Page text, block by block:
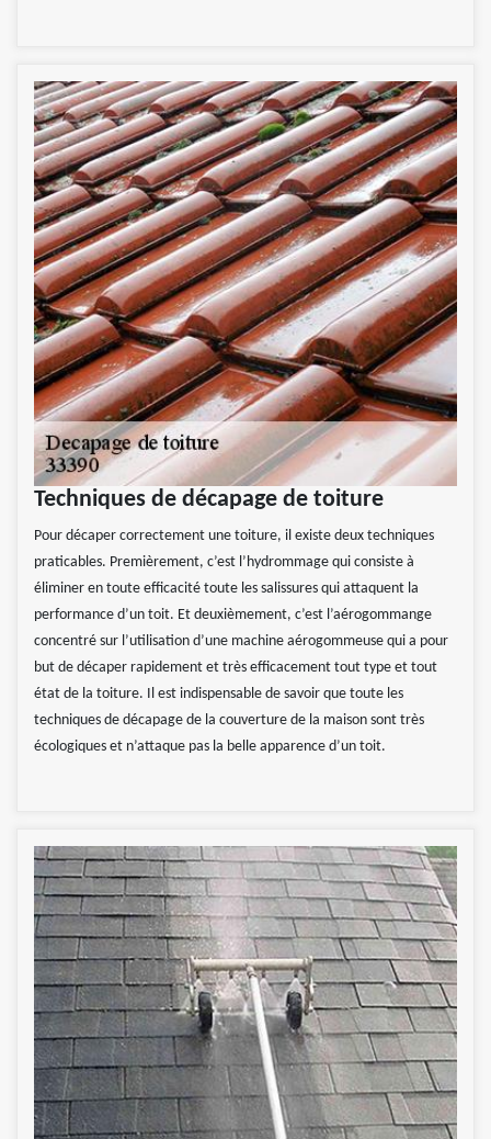
Techniques de décapage de toiture
Pour décaper correctement une toiture, il existe deux techniques
praticables. Premièrement, c’est l’hydrommage qui consiste à
éliminer en toute efficacité toute les salissures qui attaquent la
performance d’un toit. Et deuxièmement, c’est l’aérogommange
concentré sur l’utilisation d’une machine aérogommeuse qui a pour
but de décaper rapidement et très efficacement tout type et tout
état de la toiture. Il est indispensable de savoir que toute les
techniques de décapage de la couverture de la maison sont très
écologiques et n’attaque pas la belle apparence d’un toit.